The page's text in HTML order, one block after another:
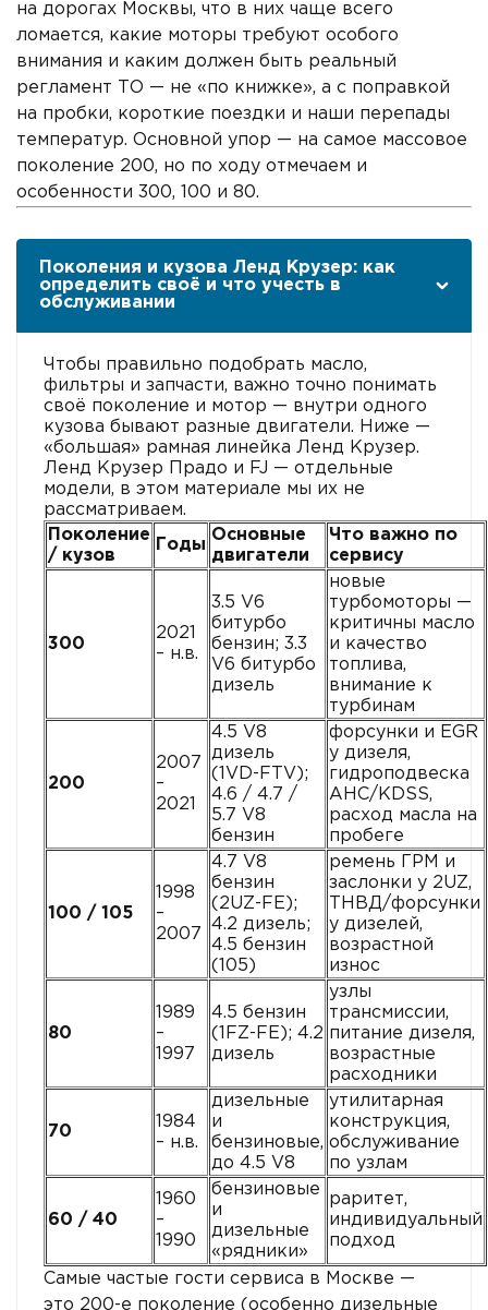
на дорогах Москвы, что в них чаще всего
ломается, какие моторы требуют особого
внимания и каким должен быть реальный
регламент ТО — не «по книжке», а с поправкой
на пробки, короткие поездки и наши перепады
температур. Основной упор — на самое массовое
поколение 200, но по ходу отмечаем и
особенности 300, 100 и 80.
Поколения и кузова Ленд Крузер: как
определить своё и что учесть в
обслуживании
Чтобы правильно подобрать масло,
фильтры и запчасти, важно точно понимать
своё поколение и мотор — внутри одного
кузова бывают разные двигатели. Ниже —
«большая» рамная линейка Ленд Крузер.
Ленд Крузер Прадо и FJ — отдельные
модели, в этом материале мы их не
рассматриваем.
Поколение
/ кузов
Годы
Основные
двигатели
Что важно по
сервису
300
2021
– н.в.
3.5 V6
битурбо
бензин; 3.3
V6 битурбо
дизель
новые
турбомоторы —
критичны масло
и качество
топлива,
внимание к
турбинам
200
2007
–
2021
4.5 V8
дизель
(1VD-FTV);
4.6 / 4.7 /
5.7 V8
бензин
форсунки и EGR
у дизеля,
гидроподвеска
AHC/KDSS,
расход масла на
пробеге
100 / 105
1998
–
2007
4.7 V8
бензин
(2UZ-FE);
4.2 дизель;
4.5 бензин
(105)
ремень ГРМ и
заслонки у 2UZ,
ТНВД/форсунки
у дизелей,
возрастной
износ
80
1989
–
1997
4.5 бензин
(1FZ-FE); 4.2
дизель
узлы
трансмиссии,
питание дизеля,
возрастные
расходники
70
1984
– н.в.
дизельные
и
бензиновые,
до 4.5 V8
утилитарная
конструкция,
обслуживание
по узлам
60 / 40
1960
–
1990
бензиновые
и
дизельные
«рядники»
раритет,
индивидуальный
подход
Самые частые гости сервиса в Москве —
это 200-е поколение (особенно дизельные